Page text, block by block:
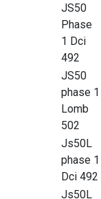
JS50
Phase
1 Dci
492
JS50
phase 1
Lomb
502
Js50L
phase 1
Dci 492
Js50L